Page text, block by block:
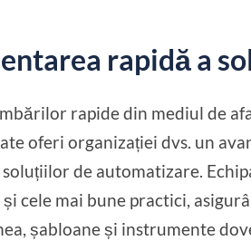
rapidă a
rapide din mediul de
oferi organizației dvs. un
de automatizare.
cele mai bune practici,
șabloane și instrumente